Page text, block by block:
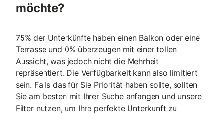
möchte?
75% der Unterkünfte haben einen Balkon oder eine
Terrasse und 0% überzeugen mit einer tollen
Aussicht, was jedoch nicht die Mehrheit
repräsentiert. Die Verfügbarkeit kann also limitiert
sein. Falls das für Sie Priorität haben sollte, sollten
Sie am besten mit Ihrer Suche anfangen und unsere
Filter nutzen, um Ihre perfekte Unterkunft zu